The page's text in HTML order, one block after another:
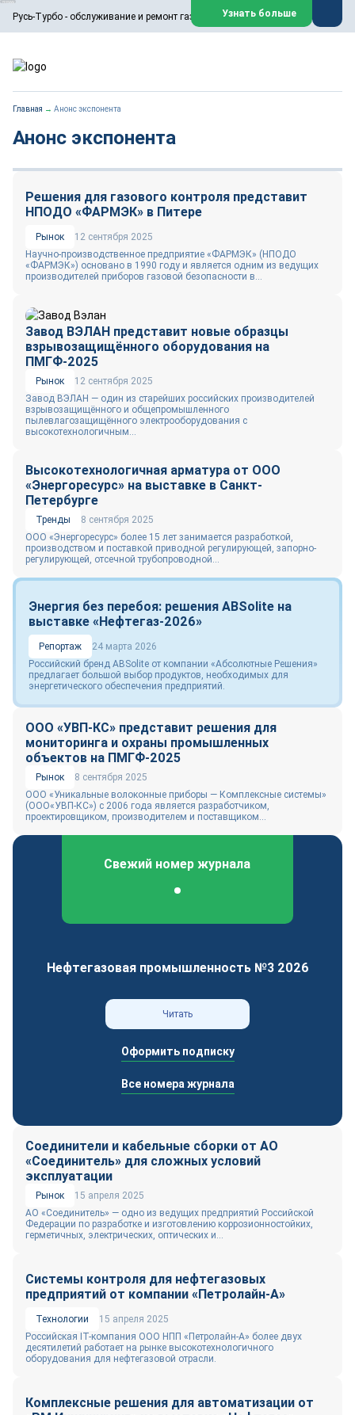
Русь-Турбо - обслуживание и ремонт газовых паровых турбин
ООО «Русь-Турбо» занимается сервисом газовых и паровых
турбин, комплексным ремонтом, восстановлением,
техническим обслуживанием оборудования ТЭС,
работают на нефтегазовых, нефтехимических,
металлургических и других предприятиях.
Реклама. ООО «Русь-Турбо», ИНН 7802588950
Перейти на сайт
Узнать больше
Главная → Анонс экспонента
Анонс экспонента
Решения для газового контроля представит
НПОДО «ФАРМЭК» в Питере
Рынок
12 сентября 2025
Научно-производственное предприятие «ФАРМЭК» (НПОДО
«ФАРМЭК») основано в 1990 году и является одним из ведущих
производителей приборов газовой безопасности в...
Завод ВЭЛАН представит новые образцы
взрывозащищённого оборудования на
ПМГФ-2025
Рынок
12 сентября 2025
Завод ВЭЛАН — один из старейших российских производителей
взрывозащищённого и общепромышленного
пылевлагозащищённого электрооборудования с
высокотехнологичным...
Высокотехнологичная арматура от ООО
«Энергоресурс» на выставке в Санкт-
Петербурге
Тренды
8 сентября 2025
ООО «Энергоресурс» более 15 лет занимается разработкой,
производством и поставкой приводной регулирующей, запорно-
регулирующей, отсечной трубопроводной...
Энергия без перебоя: решения ABSolite на
выставке «Нефтегаз-2026»
Репортаж
24 марта 2026
Российский бренд ABSolite от компании «Абсолютные Решения»
предлагает большой выбор продуктов, необходимых для
энергетического обеспечения предприятий.
ООО «УВП-КС» представит решения для
мониторинга и охраны промышленных
объектов на ПМГФ-2025
Рынок
8 сентября 2025
ООО «Уникальные волоконные приборы — Комплексные системы»
(ООО«УВП-КС») с 2006 года является разработчиком,
проектировщиком, производителем и поставщиком...
Свежий номер журнала
Нефтегазовая промышленность №3 2026
Читать
Оформить подписку
Все номера журнала
Соединители и кабельные сборки от АО
«Соединитель» для сложных условий
эксплуатации
Рынок
15 апреля 2025
АО «Соединитель» — одно из ведущих предприятий Российской
Федерации по разработке и изготовлению коррозионностойких,
герметичных, электрических, оптических и...
Системы контроля для нефтегазовых
предприятий от компании «Петролайн-А»
Технологии
15 апреля 2025
Российская IT-компания ООО НПП «Петролайн-А» более двух
десятилетий работает на рынке высокотехнологичного
оборудования для нефтегазовой отрасли.
Комплексные решения для автоматизации от